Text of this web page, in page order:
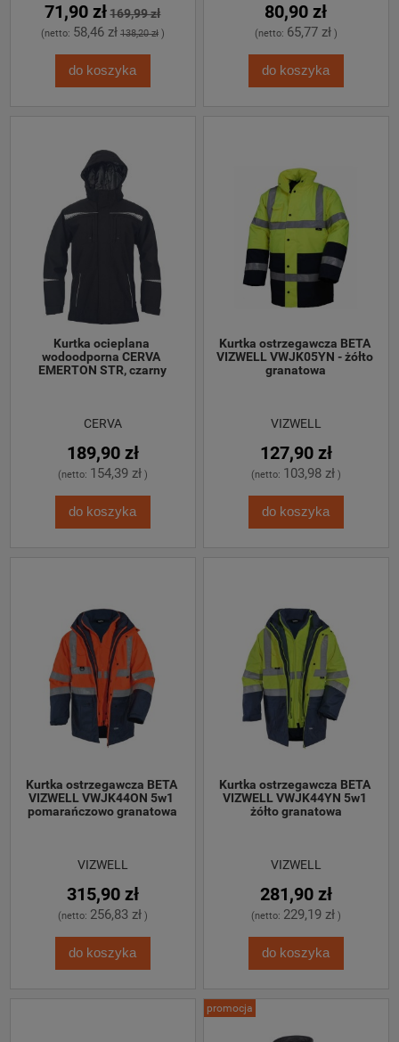
71,90 zł 169,99 zł
(netto: 58,46 zł 138,20 zł)
do koszyka
80,90 zł
(netto: 65,77 zł)
do koszyka
Kurtka ocieplana
wodoodporna CERVA
EMERTON STR, czarny
CERVA
189,90 zł
(netto: 154,39 zł)
do koszyka
Kurtka ostrzegawcza BETA
VIZWELL VWJK05YN - żółto
granatowa
VIZWELL
127,90 zł
(netto: 103,98 zł)
do koszyka
Kurtka ostrzegawcza BETA
VIZWELL VWJK44ON 5w1
pomarańczowo granatowa
VIZWELL
315,90 zł
(netto: 256,83 zł)
do koszyka
Kurtka ostrzegawcza BETA
VIZWELL VWJK44YN 5w1
żółto granatowa
VIZWELL
281,90 zł
(netto: 229,19 zł)
do koszyka
promocja